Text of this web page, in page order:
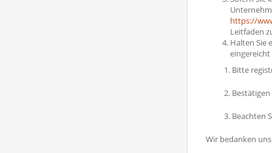
https://
Leitfaden
Halten Sie
1. Bitte
2.
3. Beachten
Wir bedanken